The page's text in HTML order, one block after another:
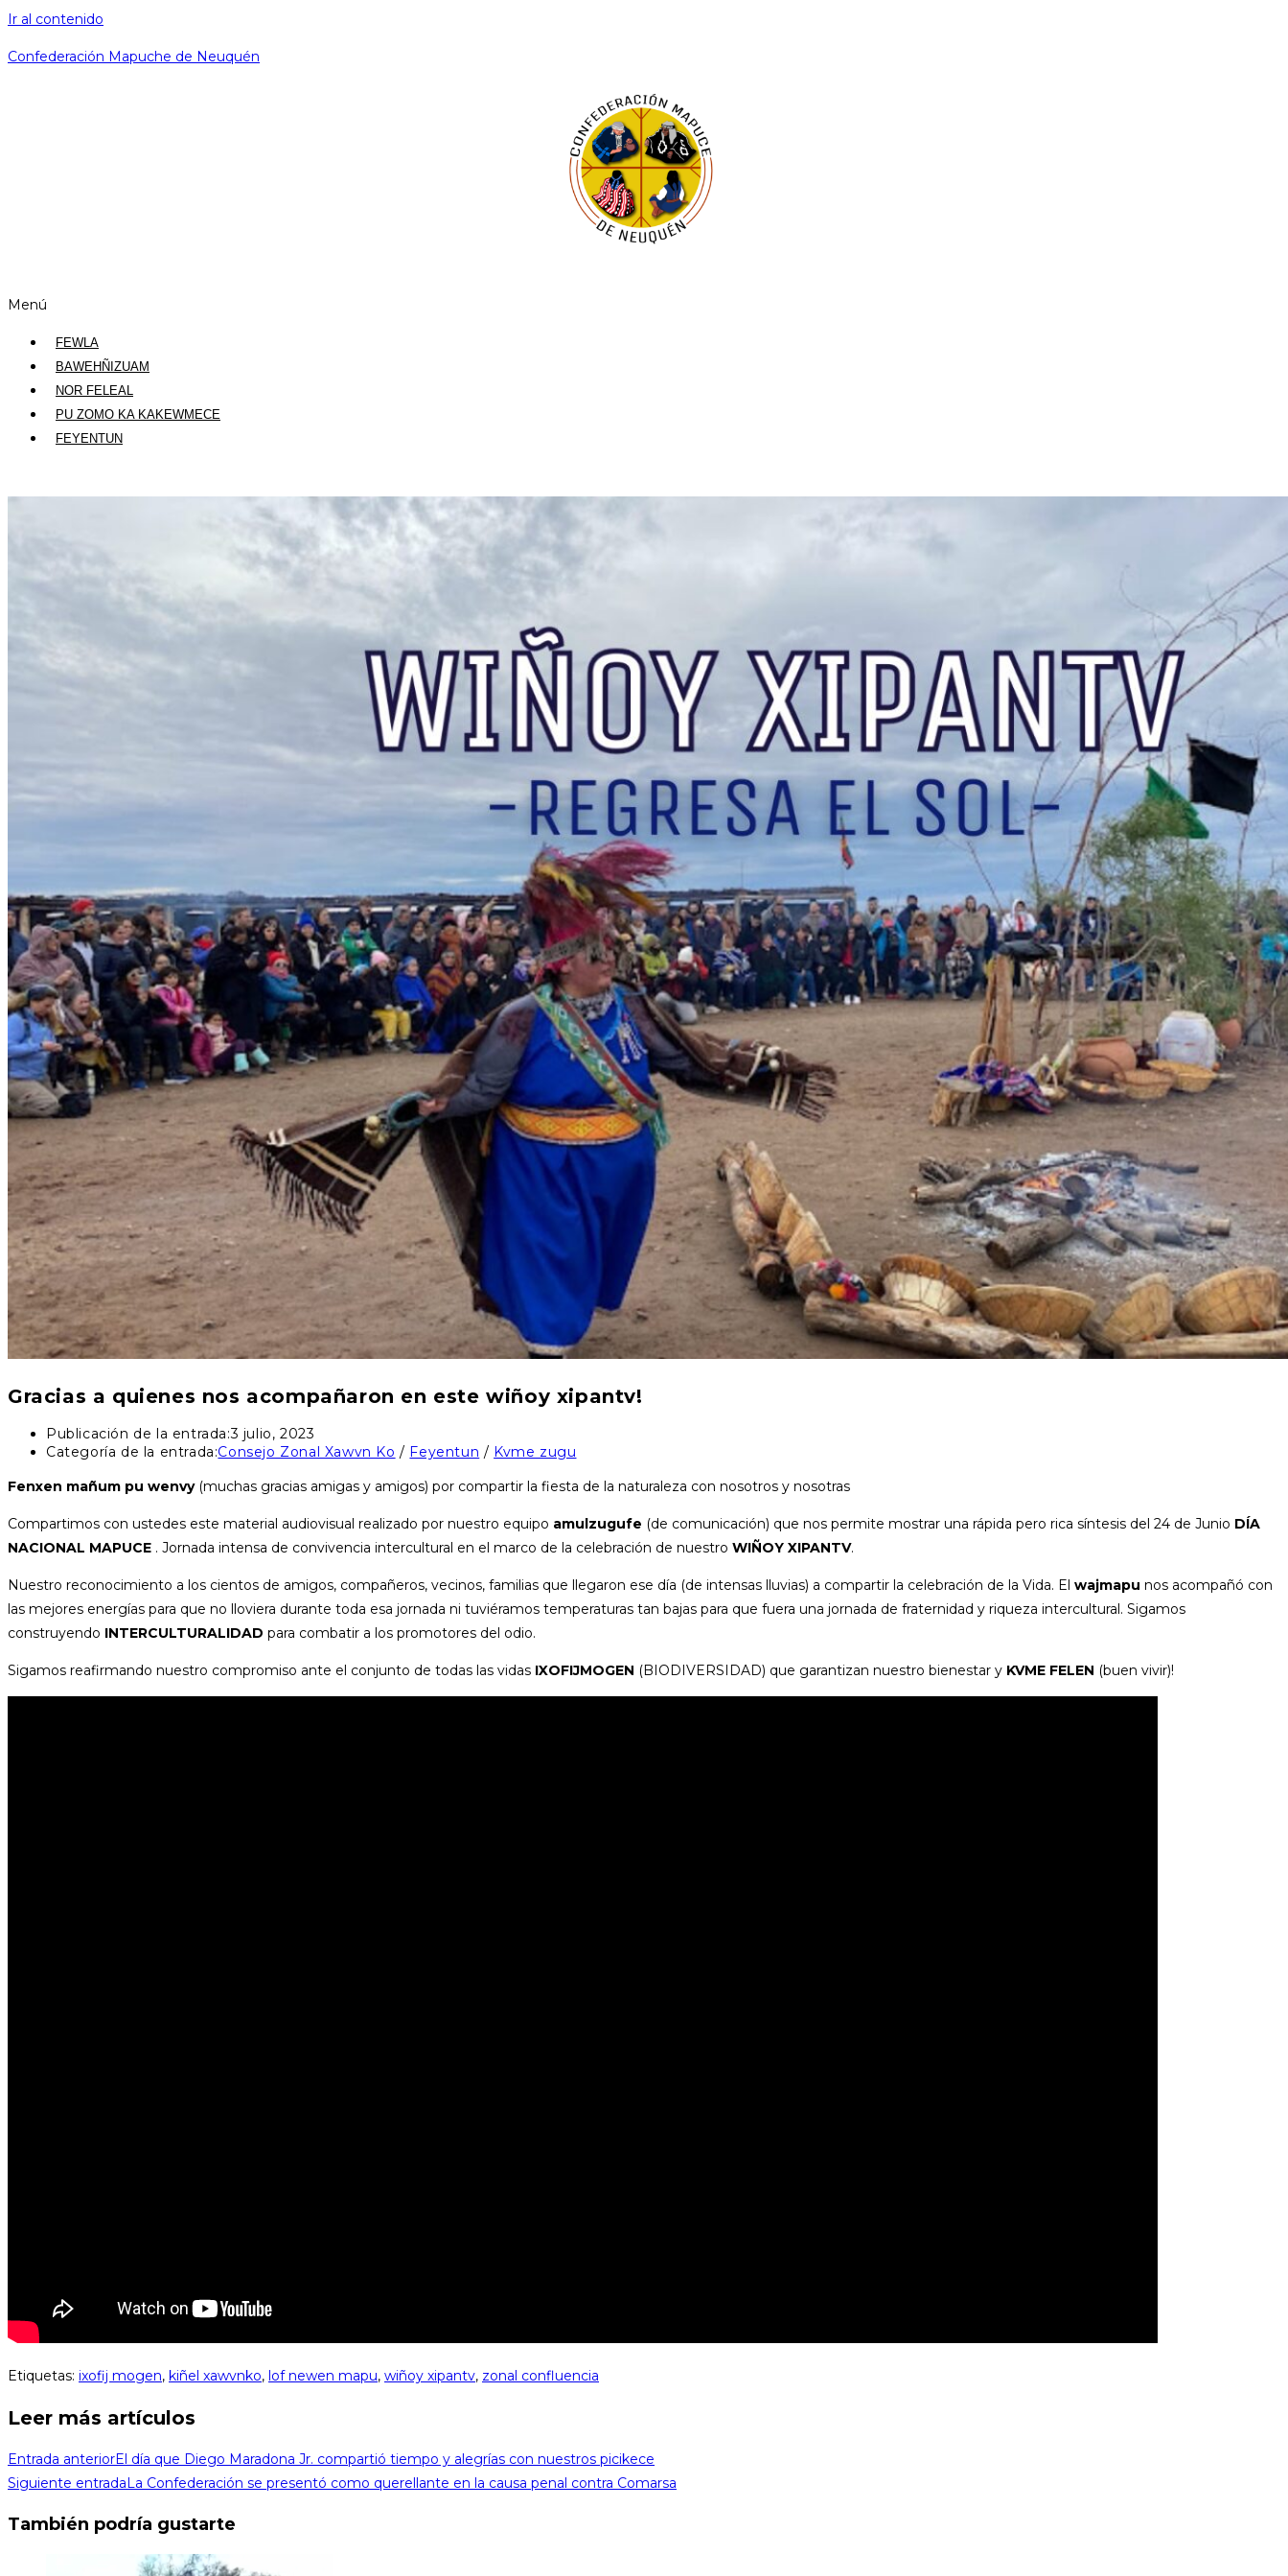
Ir al contenido
Confederación Mapuche de Neuquén
Menú
FEWLA
BAWEHÑIZUAM
NOR FELEAL
PU ZOMO KA KAKEWMECE
FEYENTUN
Gracias a quienes nos acompañaron en este wiñoy xipantv!
Publicación de la entrada:3 julio, 2023
Categoría de la entrada:Consejo Zonal Xawvn Ko / Feyentun / Kvme zugu
Fenxen mañum pu wenvy(muchas gracias amigas y amigos) por compartir la fiesta de la naturaleza con nosotros y nosotras
Compartimos con ustedes este material audiovisual realizado por nuestro equipo amulzugufe (de comunicación) que nos permite mostrar una rápida pero rica síntesis del 24 de Junio DÍA
NACIONAL MAPUCE . Jornada intensa de convivencia intercultural en el marco de la celebración de nuestro WIÑOY XIPANTV.
Nuestro reconocimiento a los cientos de amigos, compañeros, vecinos, familias que llegaron ese día (de intensas lluvias) a compartir la celebración de la Vida. El wajmapu nos acompañó con
las mejores energías para que no lloviera durante toda esa jornada ni tuviéramos temperaturas tan bajas para que fuera una jornada de fraternidad y riqueza intercultural. Sigamos
construyendo INTERCULTURALIDAD para combatir a los promotores del odio.
Sigamos reafirmando nuestro compromiso ante el conjunto de todas las vidas IXOFIJMOGEN (BIODIVERSIDAD) que garantizan nuestro bienestar y KVME FELEN (buen vivir)!
Etiquetas: ixofij mogen, kiñel xawvnko, lof newen mapu, wiñoy xipantv, zonal confluencia
Leer más artículos
Entrada anteriorEl día que Diego Maradona Jr. compartió tiempo y alegrías con nuestros picikece
Siguiente entradaLa Confederación se presentó como querellante en la causa penal contra Comarsa
También podría gustarte